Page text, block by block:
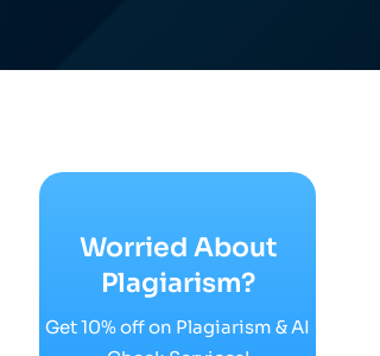
Worried About
Plagiarism?
Get 10% off on Plagiarism & AI